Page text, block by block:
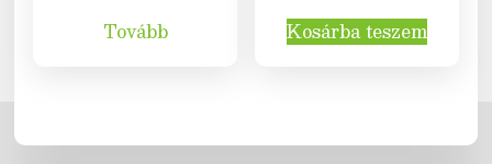
Tovább
Kosárba teszem